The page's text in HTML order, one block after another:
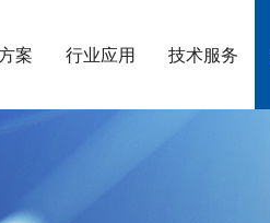
案 行业应用 技术服务